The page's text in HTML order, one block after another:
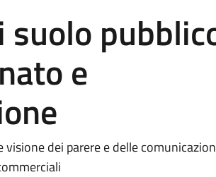
suolo
e
dei parere e delle